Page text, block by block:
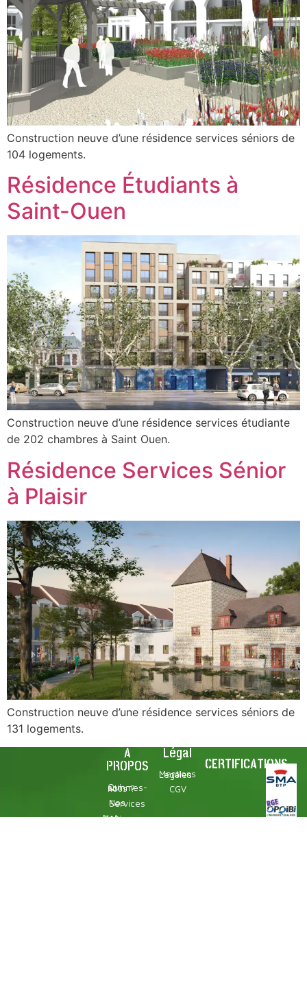
Construction neuve d’une résidence services séniors de
104 logements.
Résidence Étudiants à
Saint-Ouen
Construction neuve d’une résidence services étudiante
de 202 chambres à Saint Ouen.
Résidence Services Sénior
à Plaisir
Construction neuve d’une résidence services séniors de
131 logements.
À
PROPOS
Qui sommes-nous ?
Nos Services
Nos Références
Légal
Mentions Légales
CGV
CERTIFICATIONS